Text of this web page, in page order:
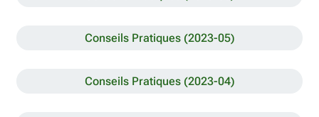
Conseils Pratiques (2023-05)
Conseils Pratiques (2023-04)